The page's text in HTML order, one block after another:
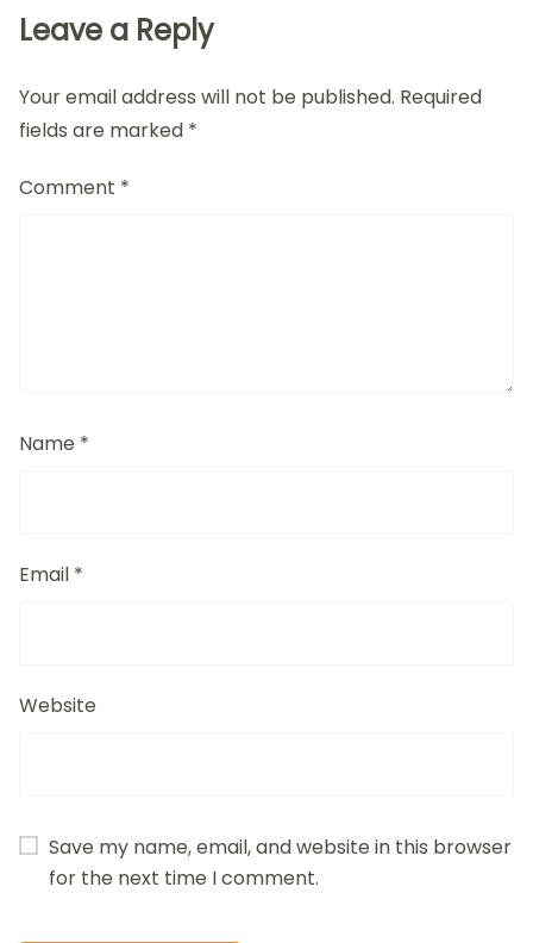
Leave a Reply
Your email address will not be published. Required
fields are marked *
Comment *
Name *
Email *
Website
Save my name, email, and website in this browser
for the next time I comment.